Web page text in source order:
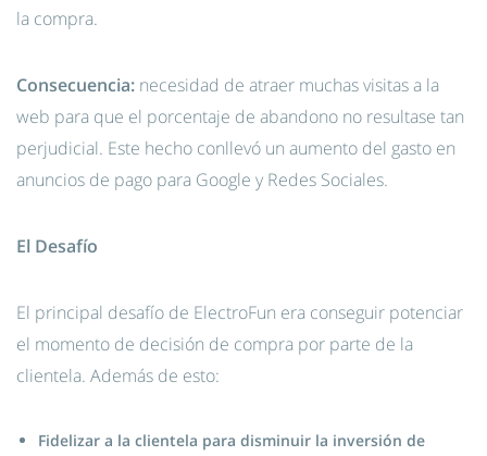
la compra.
Consecuencia: necesidad de atraer muchas visitas a la
web para que el porcentaje de abandono no resultase tan
perjudicial. Este hecho conllevó un aumento del gasto en
anuncios de pago para Google y Redes Sociales.
El Desafío
El principal desafío de ElectroFun era conseguir potenciar
el momento de decisión de compra por parte de la
clientela. Además de esto:
Fidelizar a la clientela para disminuir la inversión de